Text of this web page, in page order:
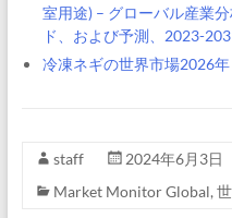
室用途) – グローバル産業
ド、および予測、2023-
冷凍ネギの世界市場2026年
staff
2024年6月3日
Market Monitor Global,